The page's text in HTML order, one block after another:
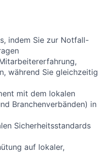
indem Sie zur Notfall-
während Sie gleichzeitig
mit dem lokalen
Branchenverbänden) in
Sicherheitsstandards
auf lokaler,